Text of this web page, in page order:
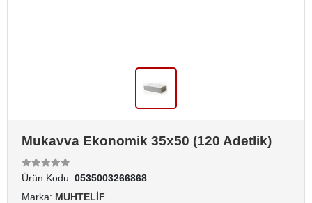
Mukavva Ekonomik 35x50 (120 Adetlik)
Ürün Kodu: 0535003266868
Marka: MUHTELİF